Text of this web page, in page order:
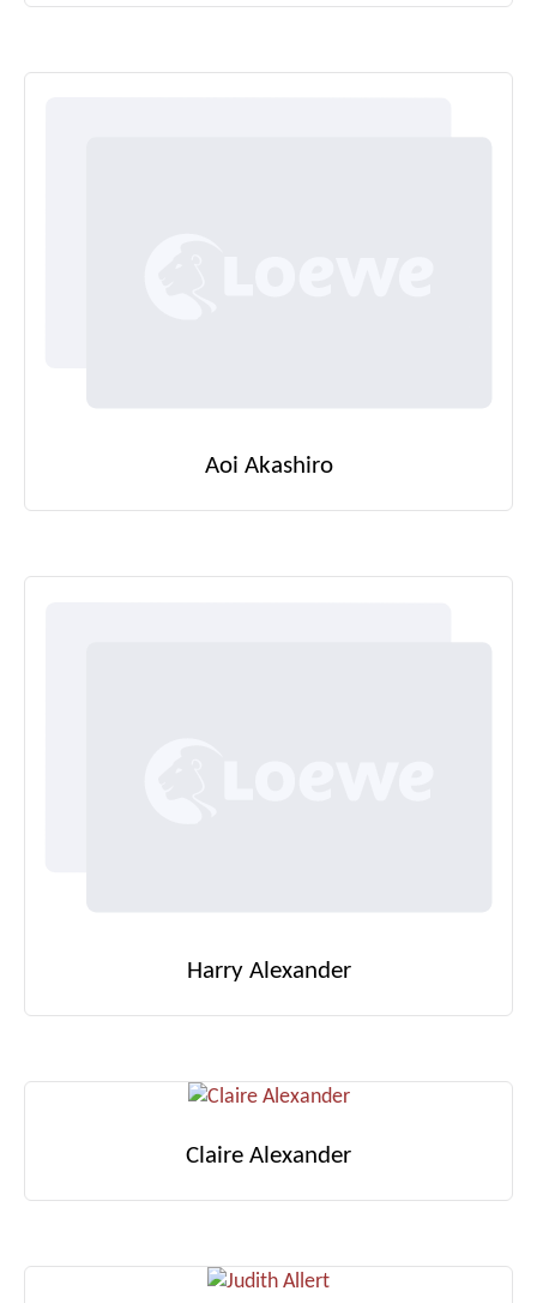
Aoi Akashiro
Harry Alexander
Claire Alexander